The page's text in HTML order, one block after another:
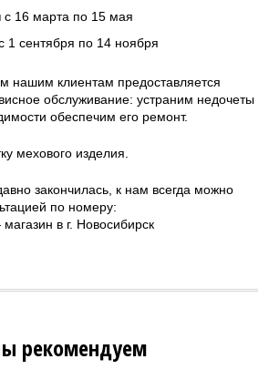
с 16 марта по 15 мая
1 сентября по 14 ноября
нашим клиентам предоставляется
обслуживание: устраним недочеты
обеспечим его ремонт.
мехового изделия.
закончилась, к нам всегда можно
по номеру:
в г. Новосибирск
рекомендуем